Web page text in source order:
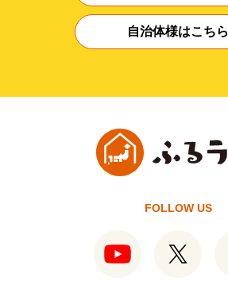
自治体様はこちら
FOLLOW US